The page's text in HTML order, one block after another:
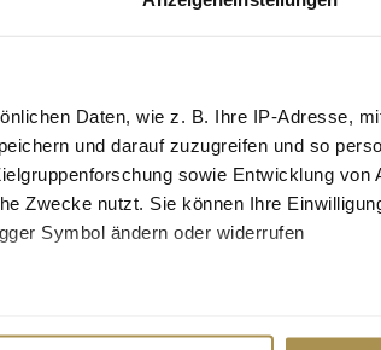
Daten, wie z. B. Ihre IP-Adresse,
und darauf zuzugreifen und so
sowie Entwicklung von
Zwecke nutzt. Sie können Ihre
Symbol ändern oder widerrufen